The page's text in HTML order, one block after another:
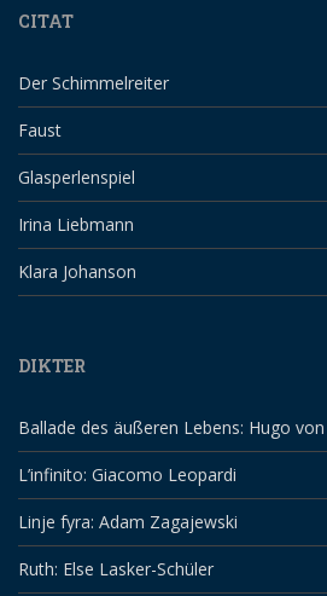
CITAT
Der Schimmelreiter
Faust
Glasperlenspiel
Irina Liebmann
Klara Johanson
DIKTER
Ballade des äußeren Lebens: Hugo
L’infinito: Giacomo Leopardi
Linje fyra: Adam Zagajewski
Ruth: Else Lasker-Schüler